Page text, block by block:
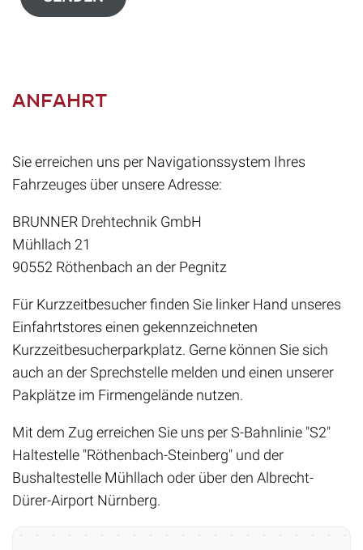
Anfahrt
Sie erreichen uns per Navigationssystem Ihres
Fahrzeuges über unsere Adresse:
BRUNNER Drehtechnik GmbH
Mühllach 21
90552 Röthenbach an der Pegnitz
Für Kurzzeitbesucher finden Sie linker Hand unseres
Einfahrtstores einen gekennzeichneten
Kurzzeitbesucherparkplatz. Gerne können Sie sich
auch an der Sprechstelle melden und einen unserer
Pakplätze im Firmengelände nutzen.
Mit dem Zug erreichen Sie uns per S-Bahnlinie "S2"
Haltestelle "Röthenbach-Steinberg" und der
Bushaltestelle Mühllach oder über den Albrecht-
Dürer-Airport Nürnberg.